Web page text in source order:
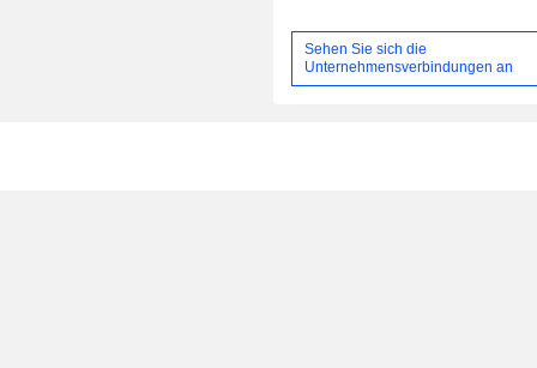
Sehen Sie sich die
Unternehmensverbindungen an